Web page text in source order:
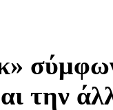
την